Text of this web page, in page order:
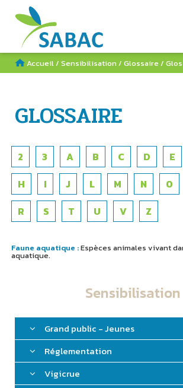
Service d'Aménagement du BAssin de la
Accueil/ Sensibilisation/ Glossaire /
GLOSSAIRE
2 3 A B C D E
H
I J L M N O
R
S T U V Z
Faune aquatique :Espèces animales vivant
aquatique.
Sensibilisation
Grand public - Jeunes
Réglementation
Vigicrue